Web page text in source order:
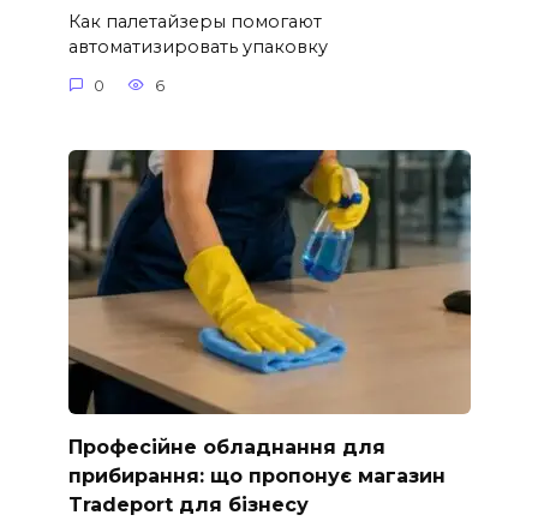
Как палетайзеры помогают
автоматизировать упаковку
0 6
Професійне обладнання для
прибирання: що пропонує магазин
Tradeport для бізнесу